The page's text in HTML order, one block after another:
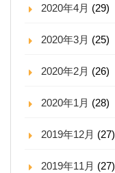
2020年4月 (29)
2020年3月 (25)
2020年2月 (26)
2020年1月 (28)
2019年12月 (27)
2019年11月 (27)